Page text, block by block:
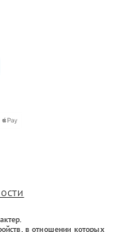
в отношении которых